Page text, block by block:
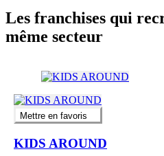
Les franchises qui
même secteur
Mettre en favoris
KIDS AROUND